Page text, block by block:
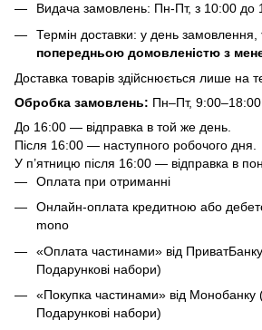
Видача замовлень: Пн-Пт, з 10:00 до
Термін доставки: у день замовлення,
попередньою домовленістю з
Доставка товарів здійснюється лише на
Обробка замовлень: Пн–Пт, 9:00–18:00.
До 16:00 — відправка в той же день.
Після 16:00 — наступного робочого дня.
У п’ятницю після 16:00 — відправка в
Оплата при отриманні
Онлайн-оплата кредитною або
mono
«Оплата частинами» від
Подарункові набори)
«Покупка частинами» від Монобанку
Подарункові набори)